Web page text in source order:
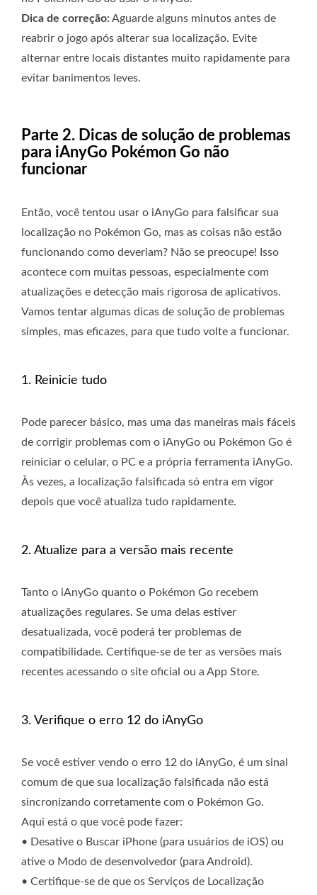
Dica de correção:Aguarde alguns minutos antes de
reabrir o jogo após alterar sua localização. Evite
alternar entre locais distantes muito rapidamente para
evitar banimentos leves.
Parte 2. Dicas de solução de problemas
para iAnyGo Pokémon Go não
funcionar
Então, você tentou usar o iAnyGo para falsificar sua
localização no Pokémon Go, mas as coisas não estão
funcionando como deveriam? Não se preocupe! Isso
acontece com muitas pessoas, especialmente com
atualizações e detecção mais rigorosa de aplicativos.
Vamos tentar algumas dicas de solução de problemas
simples, mas eficazes, para que tudo volte a funcionar.
1. Reinicie tudo
Pode parecer básico, mas uma das maneiras mais fáceis
de corrigir problemas com o iAnyGo ou Pokémon Go é
reiniciar o celular, o PC e a própria ferramenta iAnyGo.
Às vezes, a localização falsificada só entra em vigor
depois que você atualiza tudo rapidamente.
2. Atualize para a versão mais recente
Tanto o iAnyGo quanto o Pokémon Go recebem
atualizações regulares. Se uma delas estiver
desatualizada, você poderá ter problemas de
compatibilidade. Certifique-se de ter as versões mais
recentes acessando o site oficial ou a App Store.
3. Verifique o erro 12 do iAnyGo
Se você estiver vendo o erro 12 do iAnyGo, é um sinal
comum de que sua localização falsificada não está
sincronizando corretamente com o Pokémon Go.
Aqui está o que você pode fazer:
• Desative o Buscar iPhone (para usuários de iOS) ou
ative o Modo de desenvolvedor (para Android).
• Certifique-se de que os Serviços de Localização